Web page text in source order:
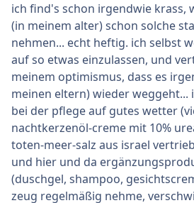
wollte schreibt mich an oder so.
Ok das wars dann erstmal mit
auf eure geschichten und
Vielen Dank
Liebe Grüße Peter
ich find's schon irgendwie krass,
(in meinem alter) schon solche
nehmen... echt heftig. ich selbst
auf so etwas einzulassen, und
meinem optimismus, dass es
meinen eltern) wieder weggeht...
bei der pflege auf gutes wetter
nachtkerzenöl-creme mit 10%
toten-meer-salz aus israel
und hier und da
(duschgel, shampoo,
zeug regelmäßig nehme,